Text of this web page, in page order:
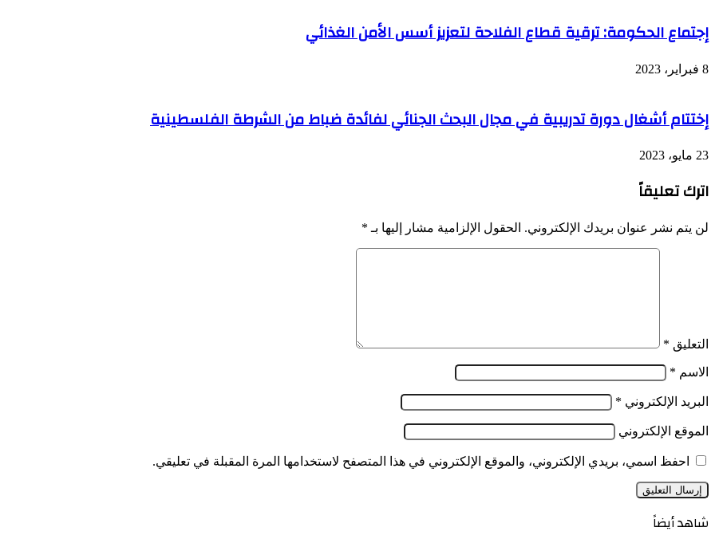
إجتماع الحكومة: ترقية قطاع الفلاحة لتعزيز أسس الأمن الغذائي
8 فبراير، 2023
إختتام أشغال دورة تدريبية في مجال البحث الجنائي لفائدة ضباط من الشرطة الفلسطينية
23 مايو، 2023
اترك تعليقاً
لن يتم نشر عنوان بريدك الإلكتروني. الحقول الإلزامية مشار إليها بـ *
التعليق *
الاسم *
البريد الإلكتروني *
الموقع الإلكتروني
احفظ اسمي، بريدي الإلكتروني، والموقع الإلكتروني في هذا المتصفح لاستخدامها المرة المقبلة في تعليقي.
شاهد أيضاً